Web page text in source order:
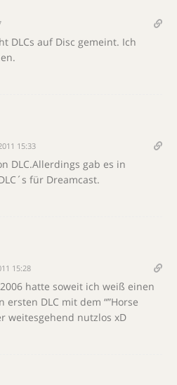
DLCs auf Disc gemeint. Ich
15:33
DLC.Allerdings gab es in
für Dreamcast.
15:28
hatte soweit ich weiß einen
DLC mit dem “”Horse
weitesgehend nutzlos xD